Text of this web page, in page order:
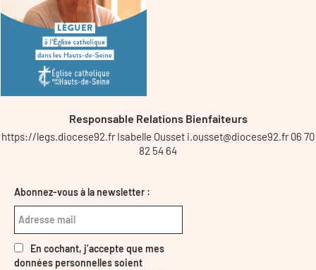
Responsable Relations Bienfaiteurs
https://legs.diocese92.fr Isabelle Ousset i.ousset@diocese92.fr 06 70
82 54 64
Abonnez-vous à la newsletter :
En cochant, j’accepte que mes
données personnelles soient